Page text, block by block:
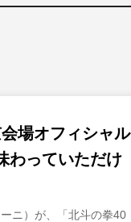
場オフィシャル
わっていただけ
ニ）が、「北斗の拳40